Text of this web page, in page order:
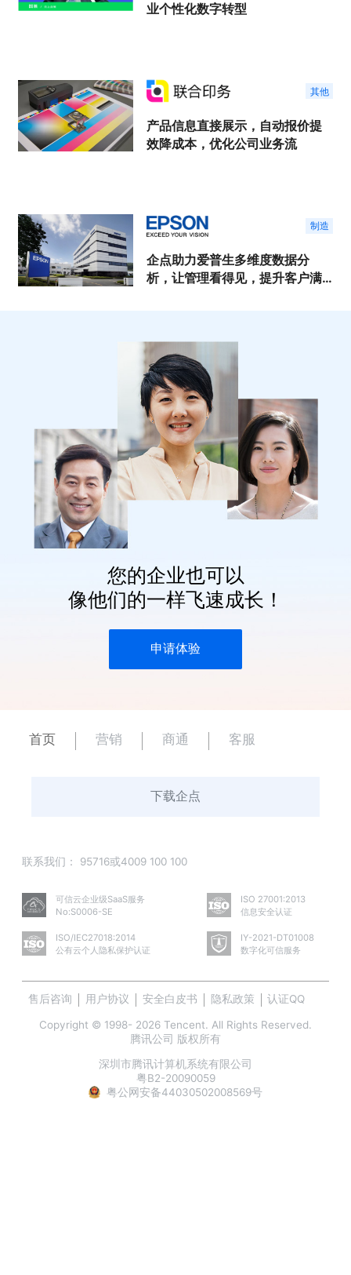
业个性化数字转型
其他
产品信息直接展示，自动报价提
效降成本，优化公司业务流
制造
企点助力爱普生多维度数据分
析，让管理看得见，提升客户满
您的企业也可以
像他们的一样飞速成长！
申请体验
首页 营销 商通 客服
下载企点
联系我们： 95716或4009 100 100
可信云企业级SaaS服务
No:S0006-SE
ISO 27001:2013
信息安全认证
ISO/IEC27018:2014
公有云个人隐私保护认证
IY-2021-DT01008
数字化可信服务
售后咨询 用户协议 安全白皮书 隐私政策 认证QQ
Copyright © 1998- 2026 Tencent. All Rights Reserved.
腾讯公司 版权所有
深圳市腾讯计算机系统有限公司
粤B2-20090059
粤公网安备44030502008569号